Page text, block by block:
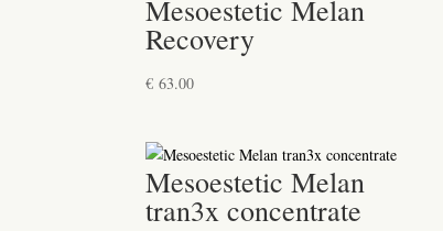
Mesoestetic Melan
Recovery
€ 63.00
Mesoestetic Melan
tran3x concentrate